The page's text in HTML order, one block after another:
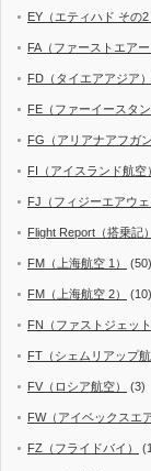
EY（エティハド その2
FA（ファーストエアー
FD（タイエアアジア）
FE（ファーイースタン
FG（アリアナアフガン
FI（アイスランド航空）
FJ（フィジーエアウェ
Flight Report（搭乗記）
FM（上海航空 1） (50)
FM（上海航空 2） (10)
FN（ファストジェット
FT（シェムリアップ航
FV（ロシア航空） (3)
FW（アイベックスエア
FZ（フライドバイ）